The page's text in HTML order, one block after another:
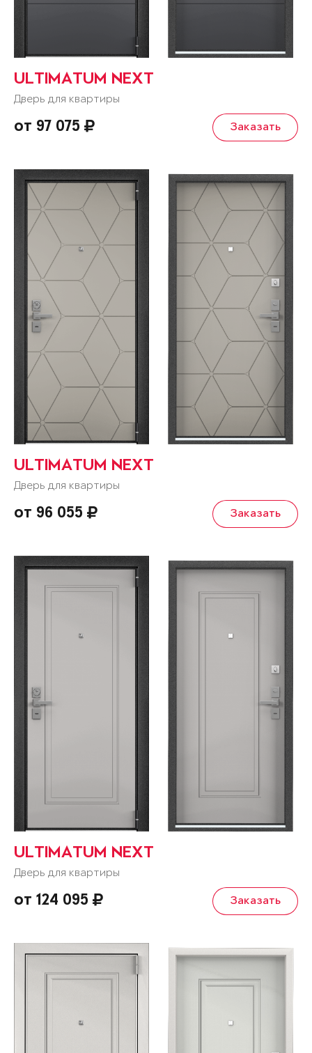
ULTIMATUM NEXT
Дверь для квартиры
от 97 075 Заказать
ULTIMATUM NEXT
Дверь для квартиры
от 96 055 Заказать
ULTIMATUM NEXT
Дверь для квартиры
от 124 095 Заказать